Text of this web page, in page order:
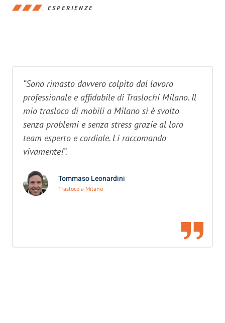
ESPERIENZE
“Sono rimasto davvero colpito dal lavoro
professionale e affidabile di Traslochi Milano. Il
mio trasloco di mobili a Milano si è svolto
senza problemi e senza stress grazie al loro
team esperto e cordiale. Li raccomando
vivamente!”.
Tommaso Leonardini
Trasloco a Milano